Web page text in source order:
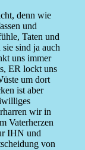
denn wie
und
Taten und
sind ja auch
uns immer
ER lockt uns
um dort
ist aber
wir in
Vaterherzen
IHN und
von